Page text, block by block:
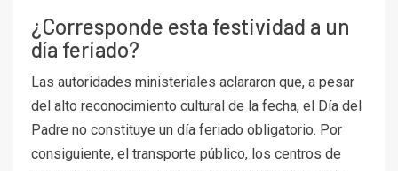
¿Corresponde esta festividad a un
día feriado?
Las autoridades ministeriales aclararon que, a pesar
del alto reconocimiento cultural de la fecha, el Día del
Padre no constituye un día feriado obligatorio. Por
consiguiente, el transporte público, los centros de